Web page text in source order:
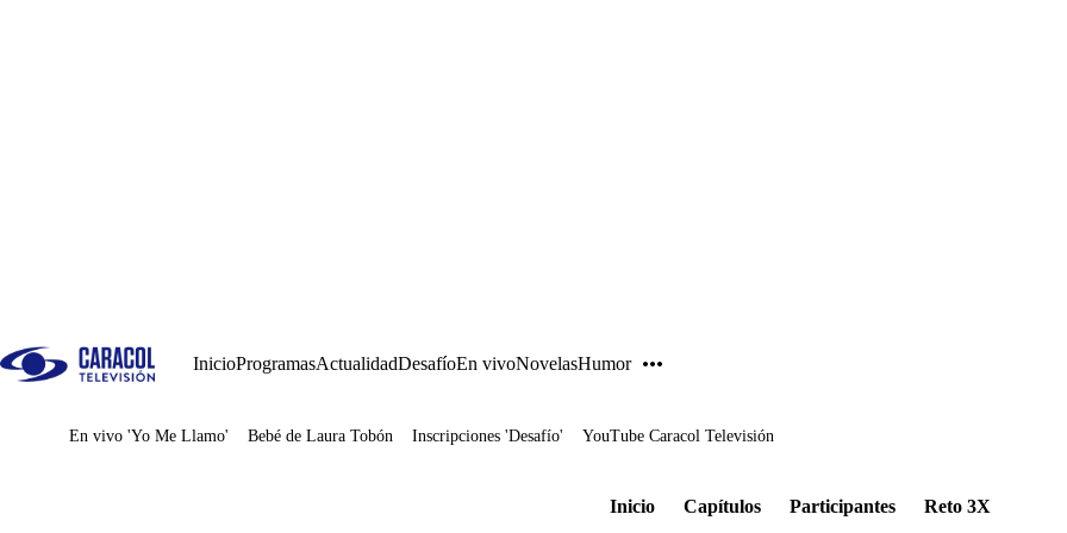
InicioProgramasActualidadDesafíoEn vivoNovelasHumor
Juegos
En vivo 'Yo Me Llamo' Bebé de Laura Tobón Inscripciones 'Desafío' YouTube Caracol Televisión
Inicio Capítulos Participantes Reto 3X